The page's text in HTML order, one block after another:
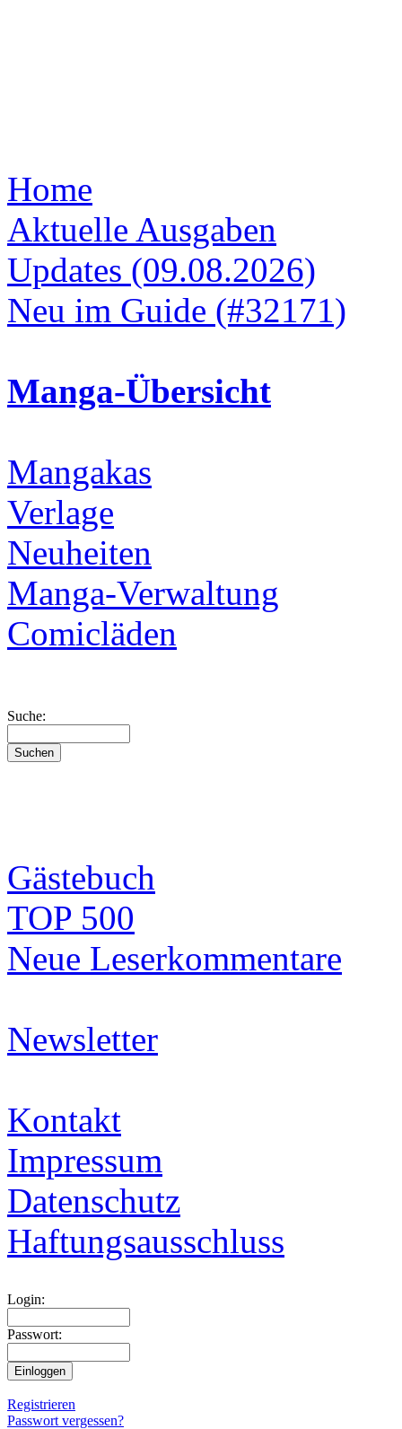
Home
Aktuelle Ausgaben
Updates (09.08.2026)
Neu im Guide (#32171)
Manga-Übersicht
Mangakas
Verlage
Neuheiten
Manga-Verwaltung
Comicläden
Suche:
Gästebuch
TOP 500
Neue Leserkommentare
Newsletter
Kontakt
Impressum
Datenschutz
Haftungsausschluss
Login:
Passwort:
Registrieren
Passwort vergessen?